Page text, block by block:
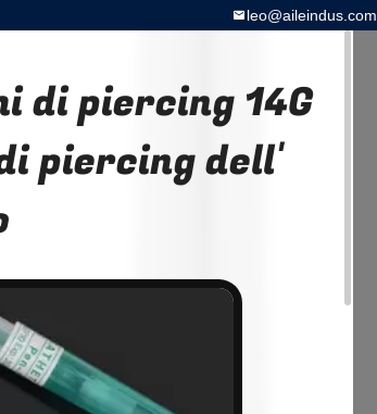
leo@aileindus.com
di piercing 14G
piercing dell'